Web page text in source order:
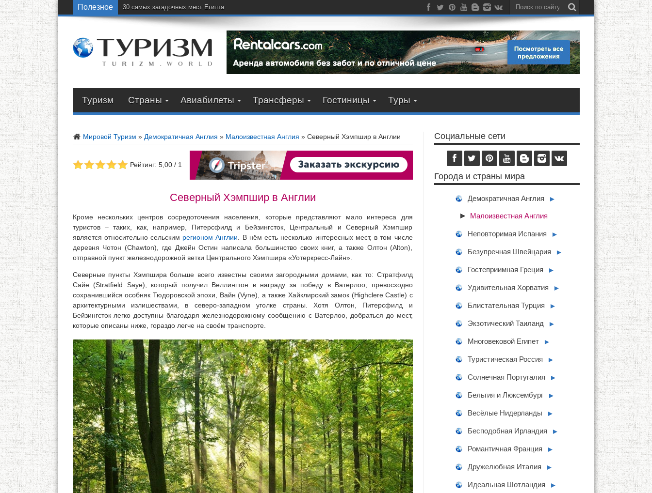
Полезное 30 самых загадочных мест Египта
Туризм Страны Авиабилеты Трансферы Гостиницы Туры
Мировой Туризм » Демократичная Англия » Малоизвестная Англия » Северный Хэмпшир в Англии
Рейтинг: 5,00 / 1
Северный Хэмпшир в Англии
Кроме нескольких центров сосредоточения населения, которые представляют мало интереса для
туристов – таких, как, например, Питерсфилд и Бейзингсток, Центральный и Северный Хэмпшир
является относительно сельским регионом Англии . В нём есть несколько интересных мест, в том числе
деревня Чотон (Chawton), где Джейн Остин написала большинство своих книг, а также Олтон (Alton),
отправной пункт железнодорожной ветки Центрального Хэмпшира «Уотеркресс-Лайн».
Северные пункты Хэмпшира больше всего известны своими загородными домами, как то: Стратфилд
Сайе (Stratfield Saye), который получил Веллингтон в награду за победу в Ватерлоо; превосходно
сохранившийся особняк Тюдоровской эпохи, Вайн (Vyne), а также Хайклирский замок (Highclere Castle) с
архитектурными излишествами, в северо-западном уголке страны. Хотя Олтон, Питерсфилд и
Бейзингсток легко доступны благодаря железнодорожному сообщению с Ватерлоо, добраться до мест,
которые описаны ниже, гораздо легче на своём транспорте.
Социальные сети
Города и страны мира
Демократичная Англия ►
Малоизвестная Англия
Неповторимая Испания ►
Безупречная Швейцария ►
Гостеприимная Греция ►
Удивительная Хорватия ►
Блистательная Турция ►
Экзотический Таиланд ►
Многовековой Египет ►
Туристическая Россия ►
Солнечная Португалия ►
Бельгия и Люксембург ►
Весёлые Нидерланды ►
Бесподобная Ирландия ►
Романтичная Франция ►
Дружелюбная Италия ►
Идеальная Шотландия ►